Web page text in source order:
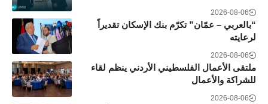
2026-08-06
“بالعربي – عمّان” تكرّم بنك الإسكان تقديراً
لرعايته
2026-08-06
ملتقى الأعمال الفلسطيني الأردني ينظم لقاء
للشراكة والأعمال
2026-08-06